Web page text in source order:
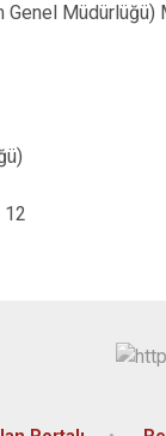
12